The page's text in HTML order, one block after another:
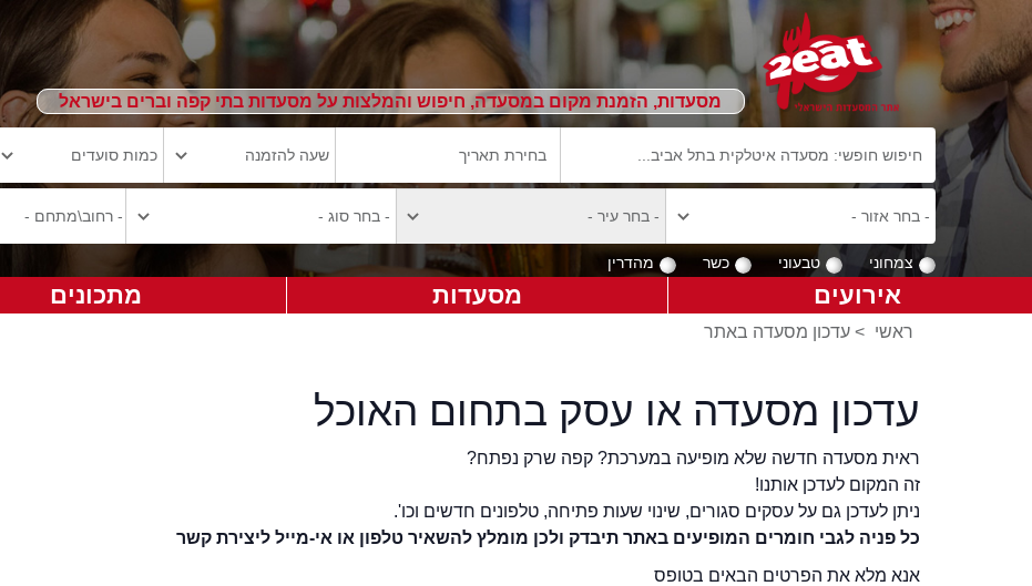
מסעדות, הזמנת מקום במסעדה, חיפוש והמלצות על מסעדות בתי קפה וברים בישראל
צמחוני טבעוני כשר מהדרין
אירועים מסעדות מתכונים
ראשי > עדכון מסעדה באתר
עדכון מסעדה או עסק בתחום האוכל
ראית מסעדה חדשה שלא מופיעה במערכת? קפה שרק נפתח?
זה המקום לעדכן אותנו!
ניתן לעדכן גם על עסקים סגורים, שינוי שעות פתיחה, טלפונים חדשים וכו'.
כל פניה לגבי חומרים המופיעים באתר תיבדק ולכן מומלץ להשאיר טלפון או אי-מייל ליצירת קשר
אנא מלא את הפרטים הבאים בטופס